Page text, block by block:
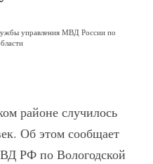
управления МВД России по
районе случилось
Об этом сообщает
РФ по Вологодской